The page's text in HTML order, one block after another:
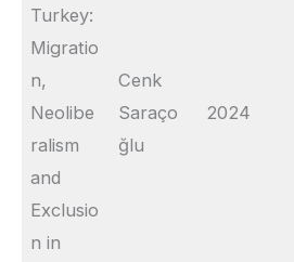
Turkey:
Migratio
n,
Neolibe
ralism
and
Exclusio
n in
Cenk
Saraço
ğlu
2024